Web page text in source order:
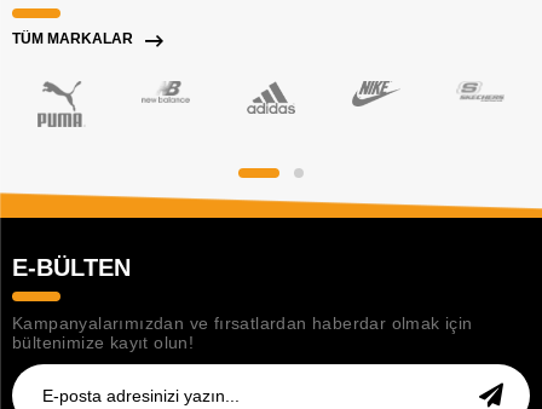
TÜM MARKALAR
E-BÜLTEN
Kampanyalarımızdan ve fırsatlardan haberdar olmak için
bültenimize kayıt olun!